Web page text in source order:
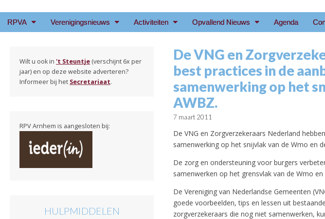
Reuma Patienten Vereniging
Main
Skip
RPVA Verenigingsnieuws Activiteiten Opvallend Nieuws Agenda
De VNG en
best practices in de
samenwerking op het
AWBZ.
7 maart 2011
De VNG en Zorgverzekeraars Nederland
samenwerking op het snijvlak van de Wmo en
De zorg en ondersteuning voor burgers
samenwerken op het grensvlak van de Wmo
De Vereniging van Nederlandse Gemeenten
goede voorbeelden, tips en lessen uit
zorgverzekeraars die nog niet samenwerken,
Wilt u ook in 't Steuntje (verschijnt 6x per
jaar) en op deze website adverteren?
Informeer bij het Secretariaat.
RPV Arnhem is aangesloten bij:
HULPMIDDELEN